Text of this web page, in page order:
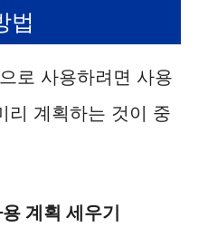
법
로 사용하려면 사용
리 계획하는 것이 중
계획 세우기